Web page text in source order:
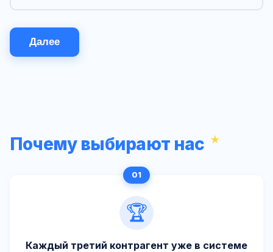
Далее
Почему выбирают нас
🏆
Каждый третий контрагент уже в системе